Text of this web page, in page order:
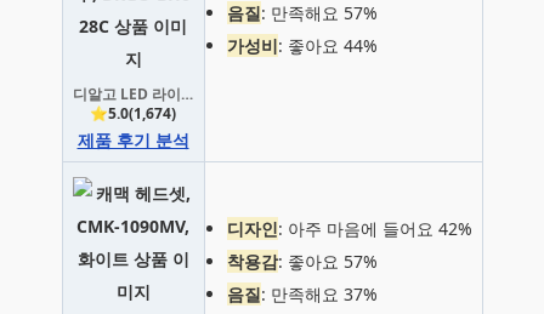
디알고 LED 라이트닝 스테레오 블루투스 헤드폰, 다크블루, DRGO-BH028C
⭐5.0(1,674)
제품 후기 분석
음질: 만족해요 57%
가성비: 좋아요 44%
디자인: 아주 마음에 들어요 42%
착용감: 좋아요 57%
음질: 만족해요 37%